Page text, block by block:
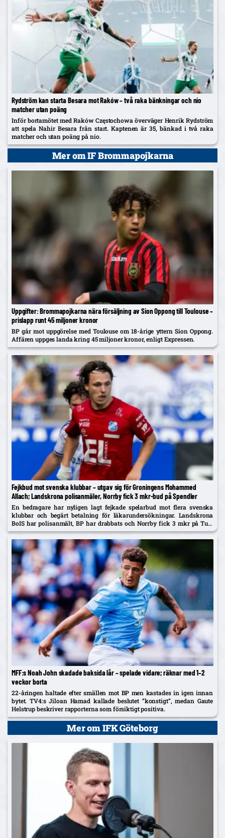
Rydström kan starta Besara mot Raków – två raka bänkningar och nio
matcher utan poäng
Inför bortamötet med Raków Częstochowa överväger Henrik Rydström
att spela Nahir Besara från start. Kaptenen är 35, bänkad i två raka
matcher och utan poäng på nio.
Mer om IF Brommapojkarna
Uppgifter: Brommapojkarna nära försäljning av Sion Oppong till Toulouse –
prislapp runt 45 miljoner kronor
BP går mot uppgörelse med Toulouse om 18-årige yttern Sion Oppong.
Affären uppges landa kring 45 miljoner kronor, enligt Expressen.
Fejkbud mot svenska klubbar – utgav sig för Groningens Mohammed
Allach; Landskrona polisanmäler, Norrby fick 3 mkr-bud på Spendler
En bedragare har nyligen lagt fejkade spelarbud mot flera svenska
klubbar och begärt betalning för läkarundersökningar. Landskrona
BoIS har polisanmält, BP har drabbats och Norrby fick 3 mkr på Ture
Spendler innan bluffen avslöjades.
MFF:s Noah John skadade baksida lår – spelade vidare; räknar med 1–2
veckor borta
22-åringen haltade efter smällen mot BP men kastades in igen innan
bytet. TV4:s Jiloan Hamad kallade beslutet ”konstigt”, medan Gaute
Helstrup beskriver rapporterna som försiktigt positiva.
Mer om IFK Göteborg